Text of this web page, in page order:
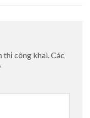
thị công khai.Các